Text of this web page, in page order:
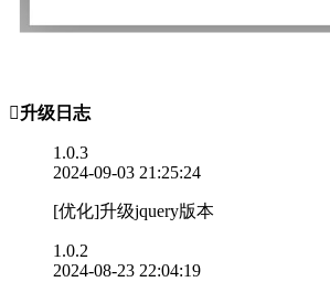
升级日志
1.0.3
2024-09-03 21:25:24
[优化]升级jquery版本
1.0.2
2024-08-23 22:04:19